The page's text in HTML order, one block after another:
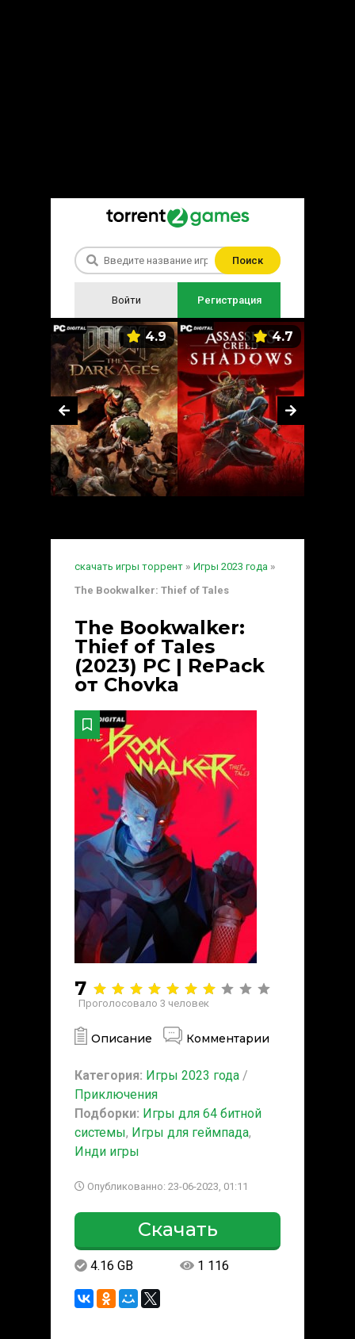
Поиск
Войти Регистрация
4.9 4.7
скачать игры торрент » Игры 2023 года »
The Bookwalker: Thief of Tales
The Bookwalker:
Thief of Tales
(2023) PC | RePack
от Chovka
7
Проголосовало 3 человек
Описание Комментарии
Категория: Игры 2023 года /
Приключения
Подборки: Игры для 64 битной
системы, Игры для геймпада,
Инди игры
Опубликованно: 23-06-2023, 01:11
Скачать
4.16 GB 1 116